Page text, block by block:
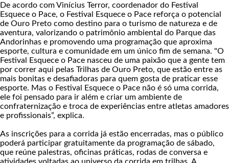
De acordo com Vinícius Terror, coordenador do Festival
Esquece o Pace, o Festival Esquece o Pace reforça o potencial
de Ouro Preto como destino para o turismo de natureza e de
aventura, valorizando o patrimônio ambiental do Parque das
Andorinhas e promovendo uma programação que aproxima
esporte, cultura e comunidade em um único fim de semana. "O
Festival Esquece o Pace nasceu de uma paixão que a gente tem
por correr aqui pelas Trilhas de Ouro Preto, que estão entre as
mais bonitas e desafiadoras para quem gosta de praticar esse
esporte. Mas o Festival Esquece o Pace não é só uma corrida,
ele foi pensado para ir além e criar um ambiente de
confraternização e troca de experiências entre atletas amadores
e profissionais”, explica.
As inscrições para a corrida já estão encerradas, mas o público
poderá participar gratuitamente da programação de sábado,
que reúne palestras, oficinas práticas, rodas de conversa e